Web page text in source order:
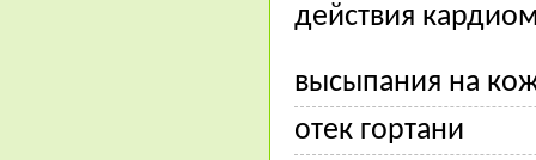
действия
высыпания на
отек гортани